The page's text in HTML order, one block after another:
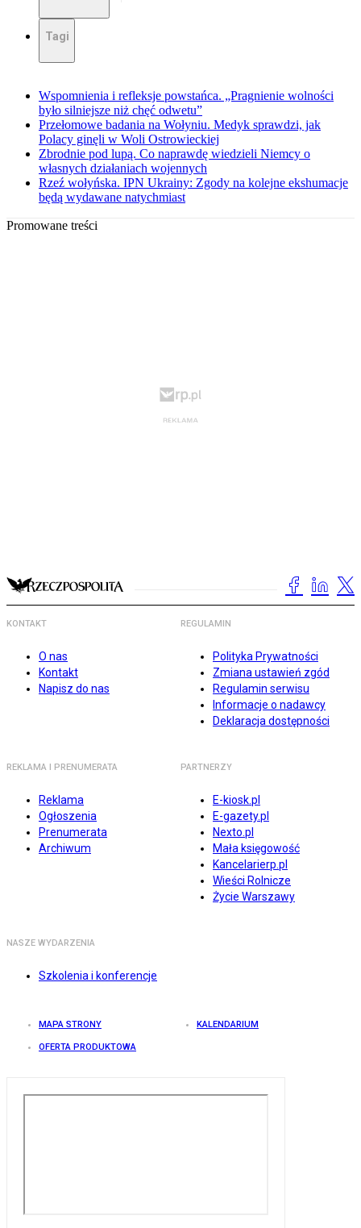
Tagi
Wspomnienia i refleksje powstańca. „Pragnienie wolności
było silniejsze niż chęć odwetu”
Przełomowe badania na Wołyniu. Medyk sprawdzi, jak
Polacy ginęli w Woli Ostrowieckiej
Zbrodnie pod lupą. Co naprawdę wiedzieli Niemcy o
własnych działaniach wojennych
Rzeź wołyńska. IPN Ukrainy: Zgody na kolejne ekshumacje
będą wydawane natychmiast
Promowane treści
KONTAKT
O nas
Kontakt
Napisz do nas
REGULAMIN
Polityka Prywatności
Zmiana ustawień zgód
Regulamin serwisu
Informacje o nadawcy
Deklaracja dostępności
REKLAMA I PRENUMERATA
Reklama
Ogłoszenia
Prenumerata
Archiwum
PARTNERZY
E-kiosk.pl
E-gazety.pl
Nexto.pl
Mała księgowość
Kancelarierp.pl
Wieści Rolnicze
Życie Warszawy
NASZE WYDARZENIA
Szkolenia i konferencje
MAPA STRONY KALENDARIUM
OFERTA PRODUKTOWA